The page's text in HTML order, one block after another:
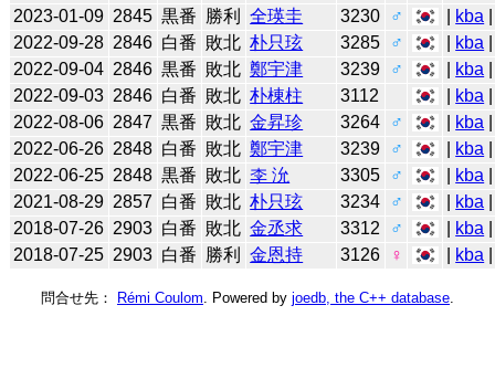
2023-01-09 2845 黒番 勝利 全瑛圭 3230 ♂ kba
2022-09-28 2846 白番 敗北 朴只玹 3285 ♂ kba
2022-09-04 2846 黒番 敗北 鄭宇津 3239 ♂ kba
2022-09-03 2846 白番 敗北 朴棟柱 3112 kba
2022-08-06 2847 黒番 敗北 金昇珍 3264 ♂ kba
2022-06-26 2848 白番 敗北 鄭宇津 3239 ♂ kba
2022-06-25 2848 黒番 敗北 李 沇 3305 ♂ kba
2021-08-29 2857 白番 敗北 朴只玹 3234 ♂ kba
2018-07-26 2903 白番 敗北 金丞求 3312 ♂ kba
2018-07-25 2903 白番 勝利 金恩持 3126 ♀ kba
問合せ先： Rémi Coulom . Powered by joedb, the C++ database